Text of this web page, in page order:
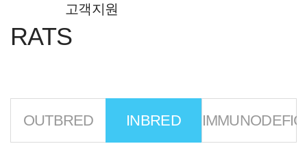
고객지원
사료/깔짚
고객지원
MICE
RATS
OUTBRED INBRED